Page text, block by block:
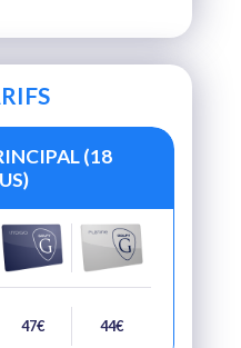
(18
47€ 44€